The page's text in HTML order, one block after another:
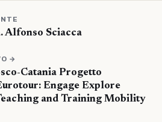
Alfonso Sciacca
→
Catania Progetto
Engage Explore
and Training Mobility